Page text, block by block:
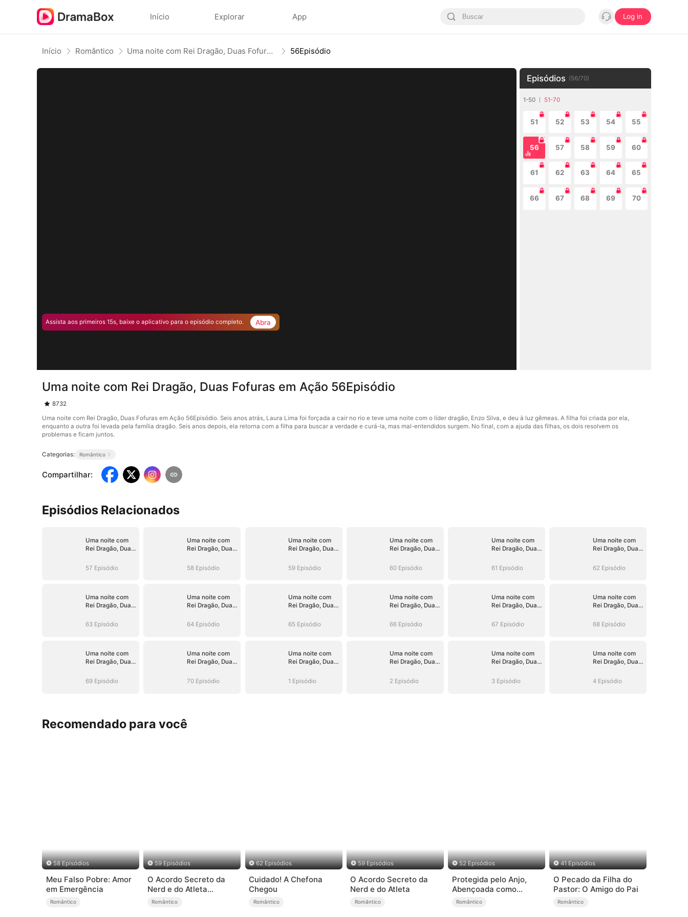
Início Explorar App Log in
Início Romântico Uma noite com Rei Dragão, Duas Fofuras em Ação 56Episódio
Assista aos primeiros 15s, baixe o aplicativo para o episódio completo. Abra
Episódios (56/70)
1-50 51-70
51 52 53 54 55
56 57 58 59 60
61 62 63 64 65
66 67 68 69 70
Uma noite com Rei Dragão, Duas Fofuras em Ação 56Episódio
8732
Uma noite com Rei Dragão, Duas Fofuras em Ação 56Episódio. Seis anos atrás, Laura Lima foi forçada a cair no rio e teve uma noite com o líder dragão, Enzo Silva, e deu à luz gêmeas. A filha foi criada por ela,
enquanto a outra foi levada pela família dragão. Seis anos depois, ela retorna com a filha para buscar a verdade e curá-la, mas mal-entendidos surgem. No final, com a ajuda das filhas, os dois resolvem os
problemas e ficam juntos.
Categorias: Romântico
Compartilhar:
Episódios Relacionados
Uma noite com
Rei Dragão, Duas
57 Episódio
Uma noite com
Rei Dragão, Duas
58 Episódio
Uma noite com
Rei Dragão, Duas
59 Episódio
Uma noite com
Rei Dragão, Duas
60 Episódio
Uma noite com
Rei Dragão, Duas
61 Episódio
Uma noite com
Rei Dragão, Duas
62 Episódio
Uma noite com
Rei Dragão, Duas
63 Episódio
Uma noite com
Rei Dragão, Duas
64 Episódio
Uma noite com
Rei Dragão, Duas
65 Episódio
Uma noite com
Rei Dragão, Duas
66 Episódio
Uma noite com
Rei Dragão, Duas
67 Episódio
Uma noite com
Rei Dragão, Duas
68 Episódio
Uma noite com
Rei Dragão, Duas
69 Episódio
Uma noite com
Rei Dragão, Duas
70 Episódio
Uma noite com
Rei Dragão, Duas
1 Episódio
Uma noite com
Rei Dragão, Duas
2 Episódio
Uma noite com
Rei Dragão, Duas
3 Episódio
Uma noite com
Rei Dragão, Duas
4 Episódio
Recomendado para você
58 Episódios
Meu Falso Pobre: Amor
em Emergência
Romântico
59 Episódios
O Acordo Secreto da
Nerd e do Atleta
(Dublado)
Romântico
62 Episódios
Cuidado! A Chefona
Chegou
Romântico
59 Episódios
O Acordo Secreto da
Nerd e do Atleta
Romântico
52 Episódios
Protegida pelo Anjo,
Abençoada como
Rainha
Romântico
41 Episódios
O Pecado da Filha do
Pastor: O Amigo do Pai
Romântico